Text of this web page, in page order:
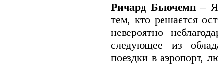
Ричард Бьючемп–
тем, кто решается
невероятно
следующее из
поездки в аэропорт,